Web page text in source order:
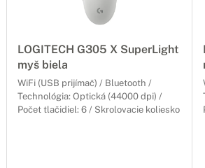
LOGITECH G305 X SuperLight
myš biela
WiFi (USB prijímač) / Bluetooth /
Technológia: Optická (44000 dpi) /
Počet tlačidiel: 6 / Skrolovacie koliesko